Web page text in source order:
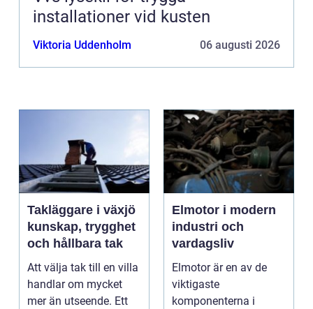
installationer vid kusten
Viktoria Uddenholm 06 augusti 2026
Takläggare i växjö
kunskap, trygghet
och hållbara tak
Att välja tak till en villa
handlar om mycket
mer än utseende. Ett
Elmotor i modern
industri och
vardagsliv
Elmotor är en av de
viktigaste
komponenterna i